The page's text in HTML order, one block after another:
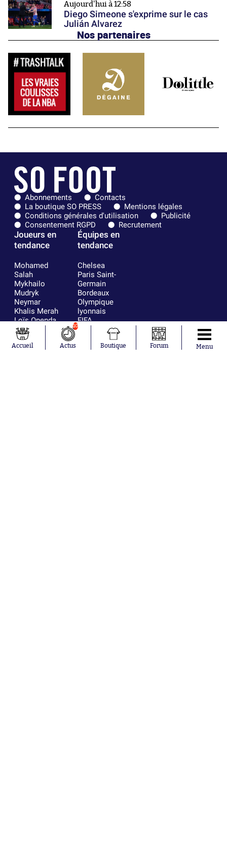
Aujourd'hui à 12:58
Diego Simeone s'exprime sur le cas
Julián Alvarez
Nos partenaires
Abonnements
Contacts
La boutique SO PRESS
Mentions légales
Conditions générales d'utilisation
Publicité
Consentement RGPD
Recrutement
Joueurs en
tendance
Mohamed
Salah
Mykhailo
Mudryk
Neymar
Khalis Merah
Loïs Openda
Moussa
Niakhaté
Nicolás
Équipes en
tendance
Chelsea
Paris Saint-
Germain
Bordeaux
Olympique
lyonnais
FIFA
Real Madrid
RC Strasbourg
AC Milan
Accueil
10
Actus Boutique Forum Menu